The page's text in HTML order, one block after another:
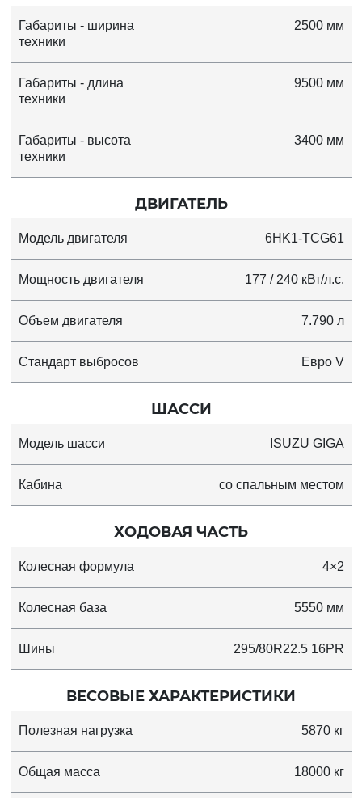
Габариты - ширина
техники
2500 мм
Габариты - длина
техники
9500 мм
Габариты - высота
техники
3400 мм
ДВИГАТЕЛЬ
Модель двигателя 6HK1-TCG61
Мощность двигателя 177 / 240 кВт/л.с.
Объем двигателя 7.790 л
Стандарт выбросов Евро V
ШАССИ
Модель шасси ISUZU GIGA
Кабина со спальным местом
ХОДОВАЯ ЧАСТЬ
Колесная формула 4×2
Колесная база 5550 мм
Шины 295/80R22.5 16PR
ВЕСОВЫЕ ХАРАКТЕРИСТИКИ
Полезная нагрузка 5870 кг
Общая масса 18000 кг